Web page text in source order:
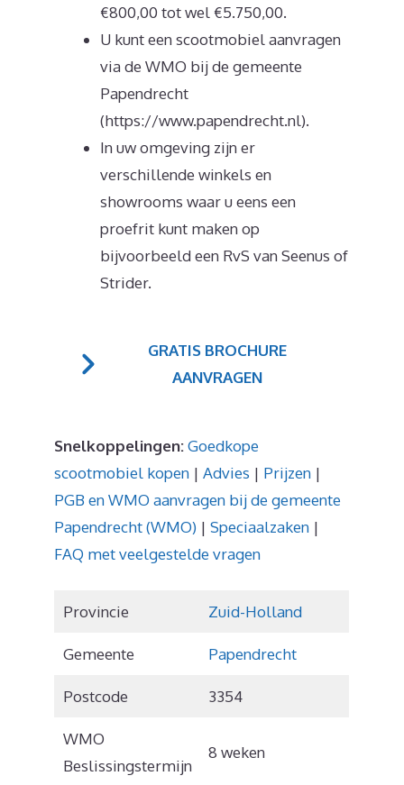
€800,00 tot wel €5.750,00.
U kunt een scootmobiel aanvragen
via de WMO bij de gemeente
Papendrecht
(https://www.papendrecht.nl).
In uw omgeving zijn er
verschillende winkels en
showrooms waar u eens een
proefrit kunt maken op
bijvoorbeeld een RvS van Seenus of
Strider.
GRATIS BROCHURE
AANVRAGEN
Snelkoppelingen:Goedkope
scootmobiel kopen | Advies | Prijzen |
PGB en WMO aanvragen bij de gemeente
Papendrecht (WMO) | Speciaalzaken |
FAQ met veelgestelde vragen
Provincie Zuid-Holland
Gemeente Papendrecht
Postcode 3354
WMO
Beslissingstermijn
8 weken